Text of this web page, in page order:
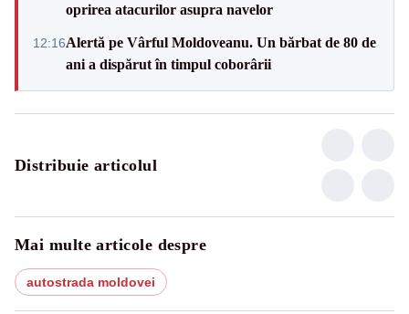
oprirea atacurilor asupra navelor
12:16Alertă pe Vârful Moldoveanu. Un bărbat de 80 de
ani a dispărut în timpul coborârii
Distribuie articolul
Mai multe articole despre
autostrada moldovei